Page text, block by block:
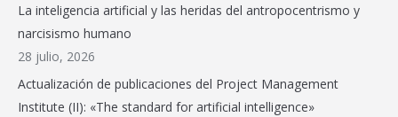
La inteligencia artificial y las heridas del antropocentrismo y
narcisismo humano
28 julio, 2026
Actualización de publicaciones del Project Management
Institute (II): «The standard for artificial intelligence»